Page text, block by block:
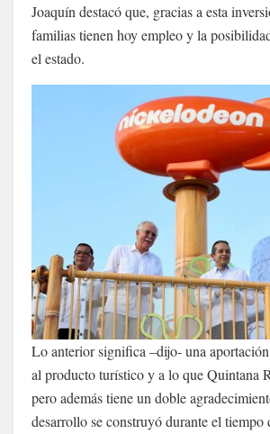
Joaquín destacó que, gracias a esta
familias tienen hoy empleo y la
el estado.
Lo anterior significa –dijo- una
al producto turístico y a lo que Quintana
pero además tiene un doble
desarrollo se construyó durante el tiempo